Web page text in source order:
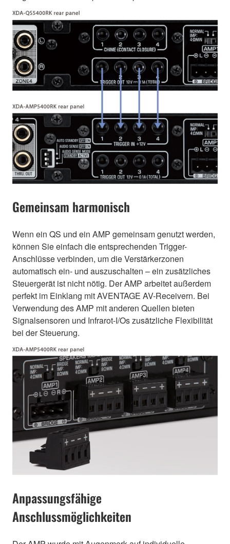
Gemeinsam harmonisch
Wenn ein QS und ein AMP gemeinsam genutzt werden,
können Sie einfach die entsprechenden Trigger-
Anschlüsse verbinden, um die Verstärkerzonen
automatisch ein- und auszuschalten – ein zusätzliches
Steuergerät ist nicht nötig. Der AMP arbeitet außerdem
perfekt im Einklang mit AVENTAGE AV-Receivern. Bei
Verwendung des AMP mit anderen Quellen bieten
Signalsensoren und Infrarot-I/Os zusätzliche Flexibilität
bei der Steuerung.
Anpassungsfähige
Anschlussmöglichkeiten